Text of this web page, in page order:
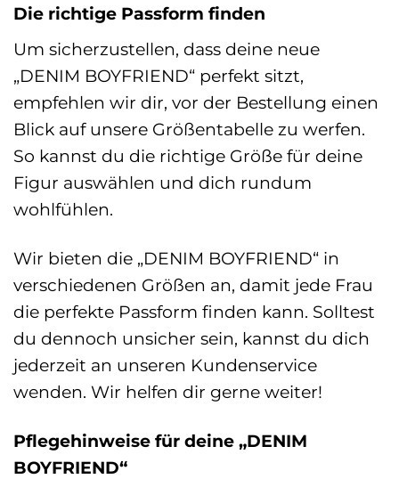
Die richtige Passform finden
Um sicherzustellen, dass deine neue
„DENIM BOYFRIEND“ perfekt sitzt,
empfehlen wir dir, vor der Bestellung einen
Blick auf unsere Größentabelle zu werfen.
So kannst du die richtige Größe für deine
Figur auswählen und dich rundum
wohlfühlen.
Wir bieten die „DENIM BOYFRIEND“ in
verschiedenen Größen an, damit jede Frau
die perfekte Passform finden kann. Solltest
du dennoch unsicher sein, kannst du dich
jederzeit an unseren Kundenservice
wenden. Wir helfen dir gerne weiter!
Pflegehinweise für deine „DENIM
BOYFRIEND“